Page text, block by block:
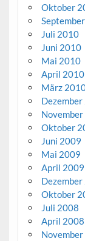
Oktober
Juli 2010
Juni 2010
Mai 2010
April 2010
März
Oktober
Juni 2009
Mai 2009
April 2009
Oktober
Juli 2008
April 2008